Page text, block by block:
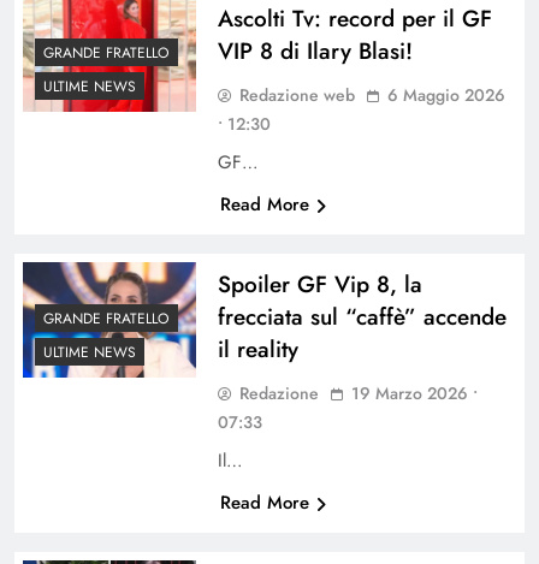
GRANDE FRATELLO
ULTIME NEWS
Ascolti Tv: record per il GF
VIP 8 di Ilary Blasi!
Redazione web
6 Maggio 2026
• 12:30
GF…
Read More
GRANDE FRATELLO
ULTIME NEWS
Spoiler GF Vip 8, la
frecciata sul “caffè” accende
il reality
Redazione
19 Marzo 2026 •
07:33
Il…
Read More